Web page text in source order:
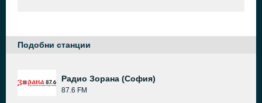
Подобни станции
Радио Зорана (София)
87.6 FM